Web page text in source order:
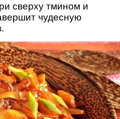
сверху тмином и
чудесную